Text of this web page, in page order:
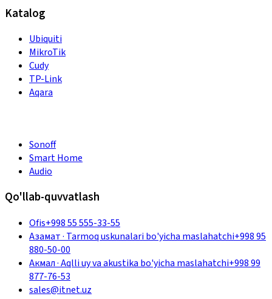
Katalog
Ubiquiti
MikroTik
Cudy
TP-Link
Aqara
Sonoff
Smart Home
Audio
Qo'llab-quvvatlash
Ofis+998 55 555-33-55
Азамат· Tarmoq uskunalari bo'yicha maslahatchi+998 95
880-50-00
Акмал·Aqlli uy va akustika bo'yicha maslahatchi+998 99
877-76-53
sales@itnet.uz